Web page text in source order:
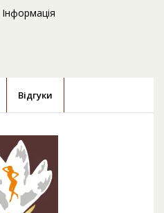
Інформація
Відгуки